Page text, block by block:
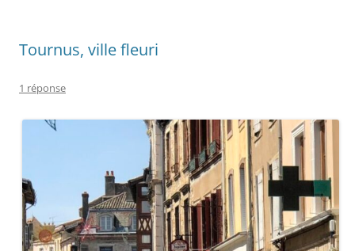
Tournus, ville fleuri
1 réponse